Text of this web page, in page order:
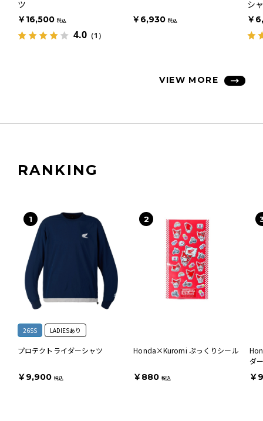
ツ
￥16,500 税込
4.0 （1）
￥6,930 税込
シ
￥
VIEW MORE
RANKING
26SS LADIESあり
プロテクトライダーシャツ
￥9,900 税込
Honda×Kuromi ぷっくりシール
￥880 税込
ダー
￥